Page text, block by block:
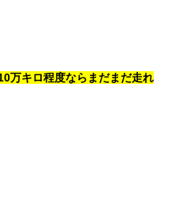
万キロ程度ならまだまだ走れ